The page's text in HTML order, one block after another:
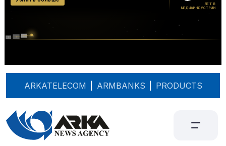
ARKATELECOM ARMBANKS PRODUCTS